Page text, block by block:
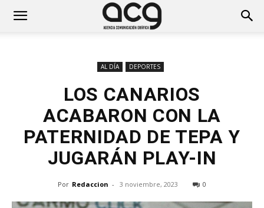
AL DÍA DEPORTES
LOS CANARIOS
ACABARON CON LA
PATERNIDAD DE TEPA Y
JUGARÁN PLAY-IN
Por Redaccion - 3 noviembre, 2023 0